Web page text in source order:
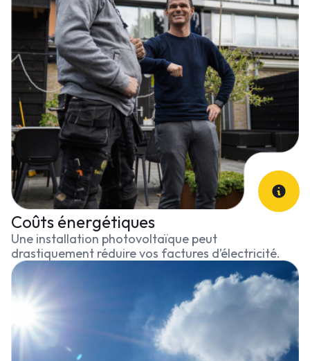
Coûts énergétiques
Une installation photovoltaïque peut
drastiquement réduire vos factures d’électricité.